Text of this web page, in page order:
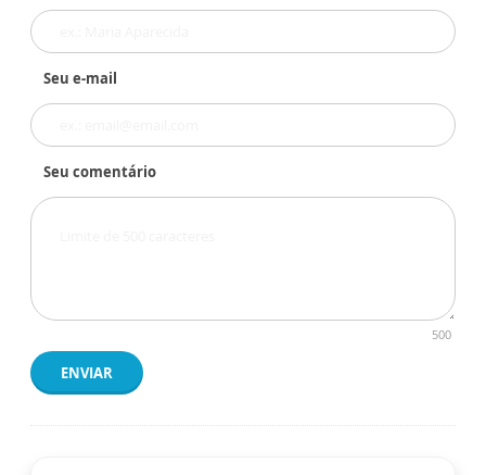
Seu e-mail
Seu comentário
500
ENVIAR